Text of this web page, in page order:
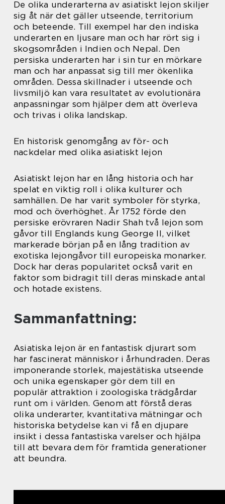
De olika underarterna av asiatiskt lejon skiljer
sig åt när det gäller utseende, territorium
och beteende. Till exempel har den indiska
underarten en ljusare man och har rört sig i
skogsområden i Indien och Nepal. Den
persiska underarten har i sin tur en mörkare
man och har anpassat sig till mer ökenlika
områden. Dessa skillnader i utseende och
livsmiljö kan vara resultatet av evolutionära
anpassningar som hjälper dem att överleva
och trivas i olika landskap.
En historisk genomgång av för- och
nackdelar med olika asiatiskt lejon
Asiatiskt lejon har en lång historia och har
spelat en viktig roll i olika kulturer och
samhällen. De har varit symboler för styrka,
mod och överhöghet. År 1752 förde den
persiske erövraren Nadir Shah två lejon som
gåvor till Englands kung George II, vilket
markerade början på en lång tradition av
exotiska lejongåvor till europeiska monarker.
Dock har deras popularitet också varit en
faktor som bidragit till deras minskade antal
och hotade existens.
Sammanfattning:
Asiatiska lejon är en fantastisk djurart som
har fascinerat människor i århundraden. Deras
imponerande storlek, majestätiska utseende
och unika egenskaper gör dem till en
populär attraktion i zoologiska trädgårdar
runt om i världen. Genom att förstå deras
olika underarter, kvantitativa mätningar och
historiska betydelse kan vi få en djupare
insikt i dessa fantastiska varelser och hjälpa
till att bevara dem för framtida generationer
att beundra.